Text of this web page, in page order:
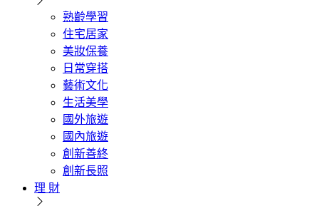
熟齡學習
住宅居家
美妝保養
日常穿搭
藝術文化
生活美學
國外旅遊
國內旅遊
創新善終
創新長照
理 財